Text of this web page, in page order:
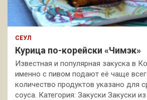
СЕУЛ
Курица по-корейски «Чимэк»
Известная и популярная закуска в
именно с пивом подают её чаще
количество продуктов указано для
соуса. Категория: Закуски Закуски